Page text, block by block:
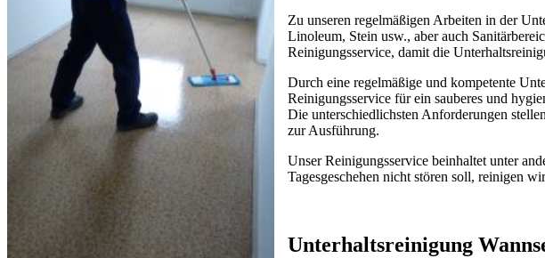
Zu unseren regelmäßigen Arbeiten in der
Linoleum, Stein usw., aber auch
Reinigungsservice, damit die
Durch eine regelmäßige und kompetente
Reinigungsservice für ein sauberes und
Die unterschiedlichsten Anforderungen
zur Ausführung.
Unser Reinigungsservice beinhaltet unter
Tagesgeschehen nicht stören soll, reinigen
Unterhaltsreinigung